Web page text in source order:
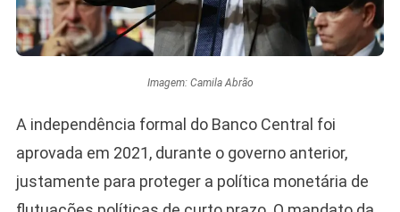
Imagem: Camila Abrão
A independência formal do Banco Central foi
aprovada em 2021, durante o governo anterior,
justamente para proteger a política monetária de